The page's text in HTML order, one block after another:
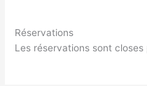
Réservations
Les réservations sont